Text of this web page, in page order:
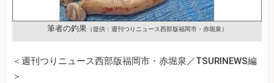
筆者の釣果（提供：週刊つりニュース西部版福岡市・赤堀泉）
＜週刊つりニュース西部版福岡市・赤堀泉／TSURINEWS編
＞